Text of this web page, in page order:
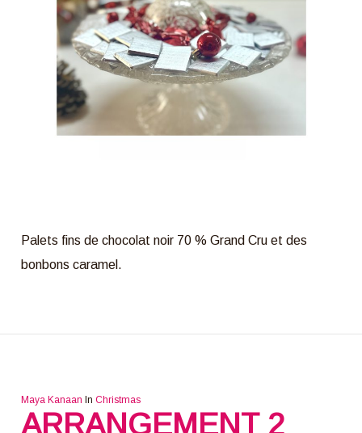
Palets fins de chocolat noir 70 % Grand Cru et des
bonbons caramel.
Maya Kanaan In Christmas
ARRANGEMENT 2